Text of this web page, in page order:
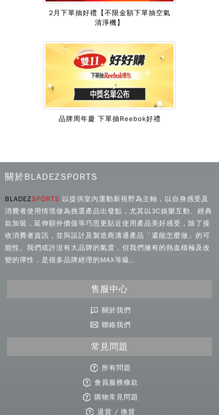
2月下單抽好禮【不限金額下單抽空氣
清淨機】
品牌周年慶 下單抽Reebok好禮
關於BLADEZSPORTS
BLADEZSPORTS 以提供室內運動新視野為主軸，以自身感受及
消費者使用情境做為挑選產品出發點，尤其以3C娛樂互動、經典
款加裝，延伸額外價值等巧思更貼近使用產品美好感受，除了接
收消費者資訊，並與設計及製造商溝通產品「還能怎麼做」的可
能性。我們或許沒有大品牌的氣度，但我們擁有的熱血積極及改
變的彈性，是很多品牌經理的MAX等級。
售服中心
關於我們
聯絡我們
常見問題
所有問題
會員服務條款
購物常見問題
退貨 / 換貨